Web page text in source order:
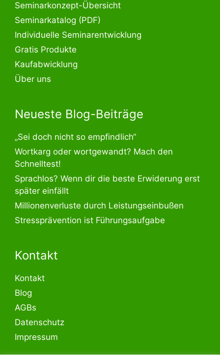
Seminarkonzept-Übersicht
Seminarkatalog (PDF)
Individuelle Seminarentwicklung
Gratis Produkte
Kaufabwicklung
Über uns
Neueste Blog-Beiträge
„Sei doch nicht so empfindlich“
Wortkarg oder wortgewandt? Mach den
Schnelltest!
Sprachlos? Wenn dir die beste Erwiderung erst
später einfällt
Millionenverluste durch Leistungseinbußen
Stressprävention ist Führungsaufgabe
Kontakt
Kontakt
Blog
AGBs
Datenschutz
Impressum